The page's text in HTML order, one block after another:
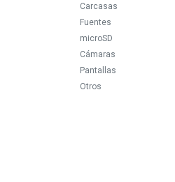
Carcasas
Fuentes
microSD
Cámaras
Pantallas
Otros